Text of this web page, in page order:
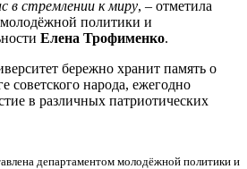
в стремлении к миру, – отметила
молодёжной политики и
Елена Трофименко.
бережно хранит память о
советского народа, ежегодно
в различных патриотических
департаментом молодёжной политики и